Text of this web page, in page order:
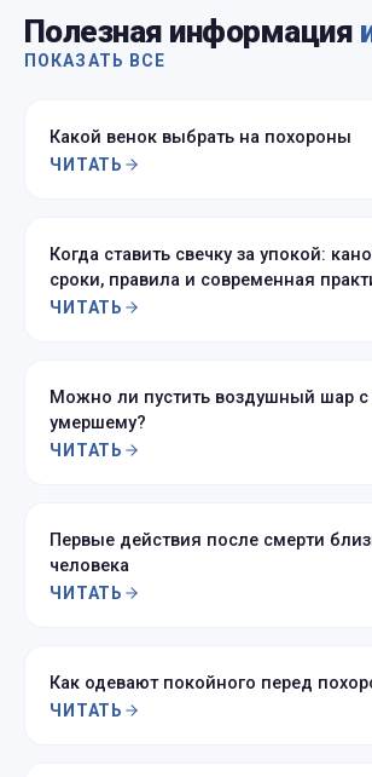
Полезная информация
ПОКАЗАТЬ ВСЕ
Какой венок выбрать на похороны
ЧИТАТЬ
Когда ставить свечку за упокой:
сроки, правила и современная
ЧИТАТЬ
Можно ли пустить воздушный шар
умершему?
ЧИТАТЬ
Первые действия после смерти
человека
ЧИТАТЬ
Как одевают покойного перед
ЧИТАТЬ